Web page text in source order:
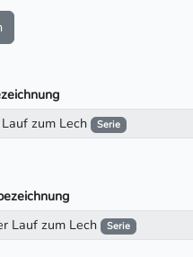
zum Lech Serie
Lauf zum Lech Serie